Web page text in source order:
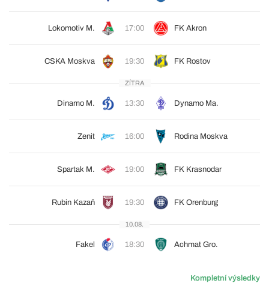
Lokomotiv M. 17:00 FK Akron
CSKA Moskva 19:30 FK Rostov
ZÍTRA
Dinamo M. 13:30 Dynamo Ma.
Zenit 16:00 Rodina Moskva
Spartak M. 19:00 FK Krasnodar
Rubin Kazaň 19:30 FK Orenburg
10.08.
Fakel 18:30 Achmat Gro.
Kompletní výsledky